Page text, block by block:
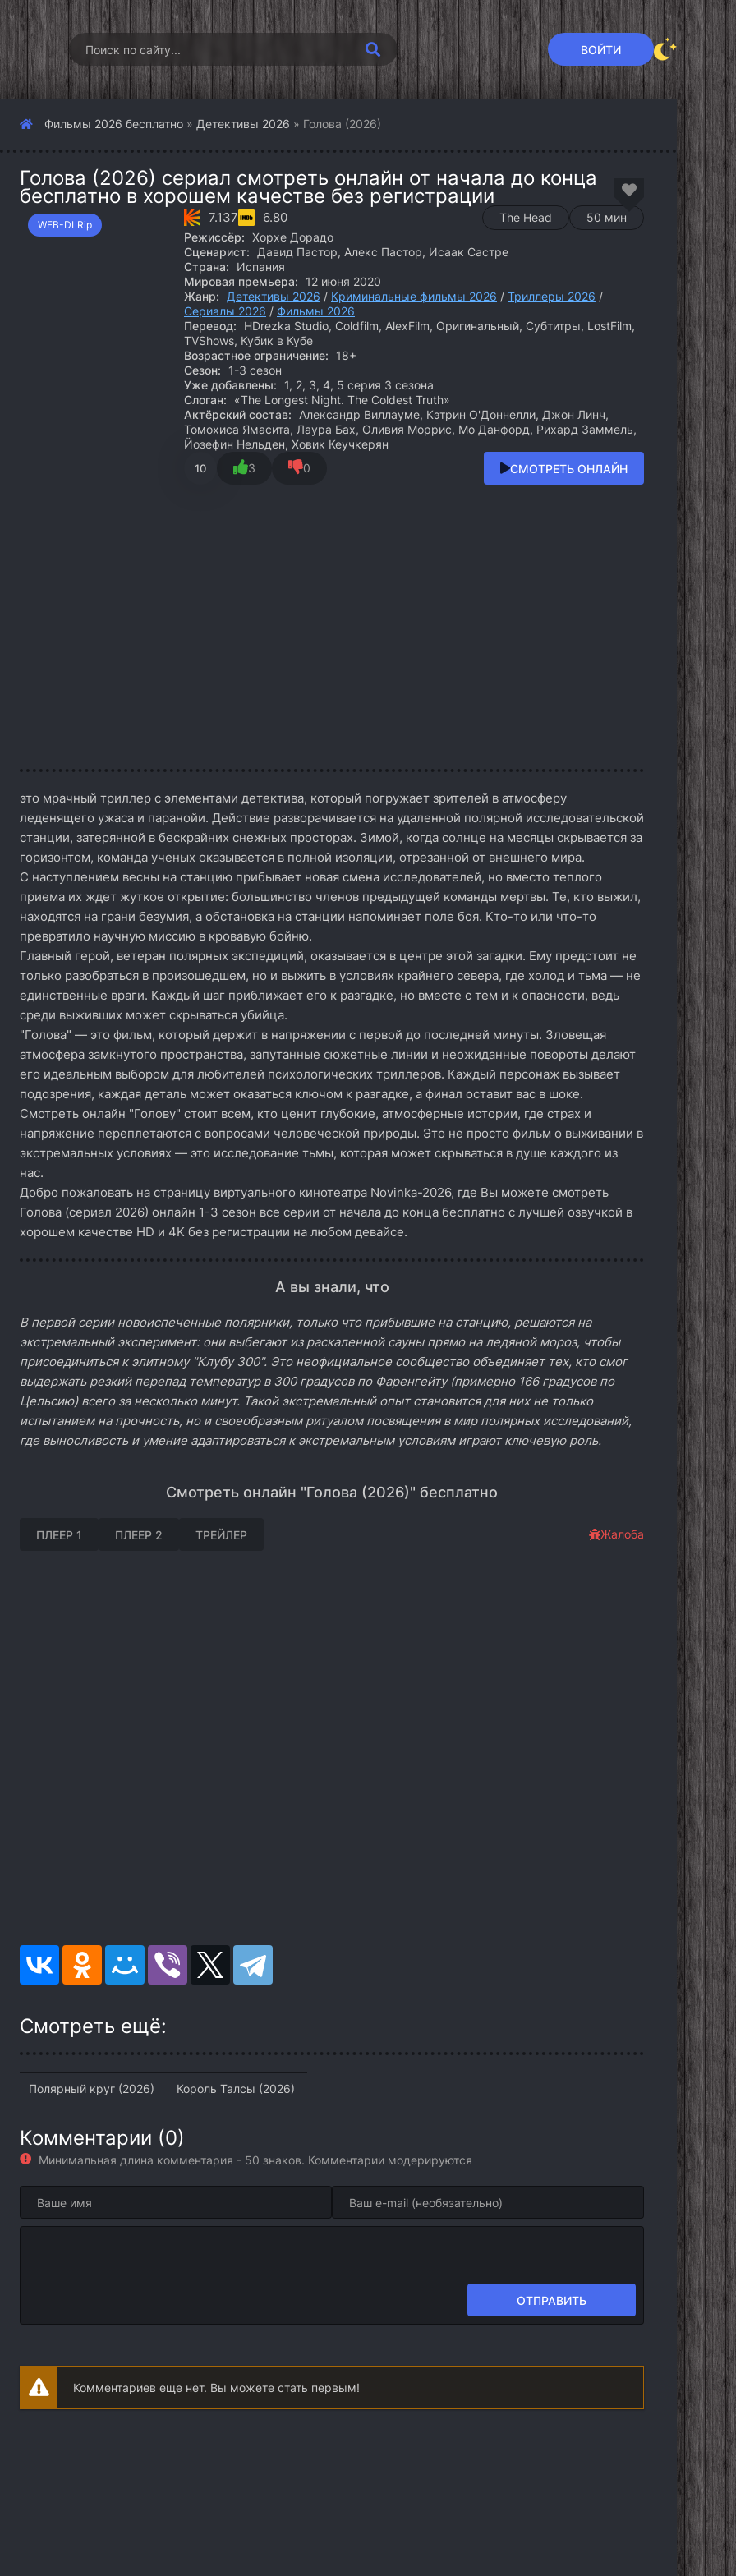
ВОЙТИ
Фильмы 2026 бесплатно » Детективы 2026 » Голова (2026)
Голова (2026) сериал смотреть онлайн от начала до конца
бесплатно в хорошем качестве без регистрации
WEB-DLRip 7.137 6.80 The Head
50 мин
Режиссёр: Хорхе Дорадо
Сценарист:
Давид Пастор, Алекс Пастор, Исаак Састре
Страна:
Испания
Мировая премьера:
12 июня 2020
Жанр:
Детективы 2026 / Криминальные фильмы 2026 / Триллеры 2026 /
Сериалы 2026 / Фильмы 2026
Перевод:
HDrezka Studio, Coldfilm, AlexFilm, Оригинальный, Субтитры, LostFilm,
TVShows, Кубик в Кубе
Возрастное ограничение:
18+
Сезон:
1-3 сезон
Уже добавлены:
1, 2, 3, 4, 5 серия 3 сезона
Слоган:
«The Longest Night. The Coldest Truth»
Актёрский состав:
Александр Виллауме, Кэтрин О'Доннелли, Джон Линч,
Томохиса Ямасита, Лаура Бах, Оливия Моррис, Мо Данфорд, Рихард Заммель,
Йозефин Нельден, Ховик Кеучкерян
10 3 0 СМОТРЕТЬ ОНЛАЙН
это мрачный триллер с элементами детектива, который погружает зрителей в атмосферу
леденящего ужаса и паранойи. Действие разворачивается на удаленной полярной исследовательской
станции, затерянной в бескрайних снежных просторах. Зимой, когда солнце на месяцы скрывается за
горизонтом, команда ученых оказывается в полной изоляции, отрезанной от внешнего мира.
С наступлением весны на станцию прибывает новая смена исследователей, но вместо теплого
приема их ждет жуткое открытие: большинство членов предыдущей команды мертвы. Те, кто выжил,
находятся на грани безумия, а обстановка на станции напоминает поле боя. Кто-то или что-то
превратило научную миссию в кровавую бойню.
Главный герой, ветеран полярных экспедиций, оказывается в центре этой загадки. Ему предстоит не
только разобраться в произошедшем, но и выжить в условиях крайнего севера, где холод и тьма — не
единственные враги. Каждый шаг приближает его к разгадке, но вместе с тем и к опасности, ведь
среди выживших может скрываться убийца.
"Голова" — это фильм, который держит в напряжении с первой до последней минуты. Зловещая
атмосфера замкнутого пространства, запутанные сюжетные линии и неожиданные повороты делают
его идеальным выбором для любителей психологических триллеров. Каждый персонаж вызывает
подозрения, каждая деталь может оказаться ключом к разгадке, а финал оставит вас в шоке.
Смотреть онлайн "Голову" стоит всем, кто ценит глубокие, атмосферные истории, где страх и
напряжение переплетаются с вопросами человеческой природы. Это не просто фильм о выживании в
экстремальных условиях — это исследование тьмы, которая может скрываться в душе каждого из
нас.
Добро пожаловать на страницу виртуального кинотеатра Novinka-2026, где Вы можете смотреть
Голова (сериал 2026) онлайн 1-3 сезон все серии от начала до конца бесплатно с лучшей озвучкой в
хорошем качестве HD и 4K без регистрации на любом девайсе.
А вы знали, что
В первой серии новоиспеченные полярники, только что прибывшие на станцию, решаются на
экстремальный эксперимент: они выбегают из раскаленной сауны прямо на ледяной мороз, чтобы
присоединиться к элитному "Клубу 300". Это неофициальное сообщество объединяет тех, кто смог
выдержать резкий перепад температур в 300 градусов по Фаренгейту (примерно 166 градусов по
Цельсию) всего за несколько минут. Такой экстремальный опыт становится для них не только
испытанием на прочность, но и своеобразным ритуалом посвящения в мир полярных исследований,
где выносливость и умение адаптироваться к экстремальным условиям играют ключевую роль.
Смотреть онлайн "Голова (2026)" бесплатно
ПЛЕЕР 1 ПЛЕЕР 2 ТРЕЙЛЕР Жалоба
Смотреть ещё:
Полярный круг (2026) Король Талсы (2026)
Комментарии (0)
Минимальная длина комментария - 50 знаков. Комментарии модерируются
ОТПРАВИТЬ
Комментариев еще нет. Вы можете стать первым!